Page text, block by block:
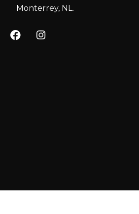
Monterrey, NL.